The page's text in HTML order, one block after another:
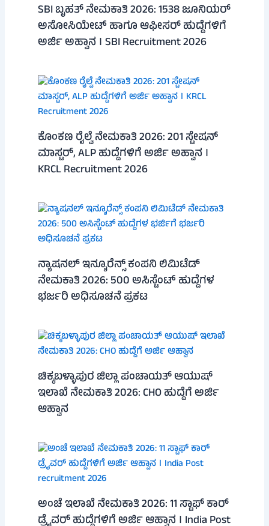
SBI ಬೃಹತ್ ನೇಮಕಾತಿ 2026: 1538 ಜೂನಿಯರ್
ಅಸೋಸಿಯೇಟ್ ಹಾಗೂ ಆಫೀಸರ್ ಹುದ್ದೆಗಳಿಗೆ
ಅರ್ಜಿ ಅಹ್ವಾನ । SBI Recruitment 2026
ಕೊಂಕಣ ರೈಲ್ವೆ ನೇಮಕಾತಿ 2026: 201 ಸ್ಟೇಷನ್
ಮಾಸ್ಟರ್, ALP ಹುದ್ದೆಗಳಿಗೆ ಅರ್ಜಿ ಅಹ್ವಾನ ।
KRCL Recruitment 2026
ನ್ಯಾಷನಲ್ ಇನ್ಶೂರೆನ್ಸ್ ಕಂಪನಿ ಲಿಮಿಟೆಡ್
ನೇಮಕಾತಿ 2026: 500 ಅಸಿಸ್ಟೆಂಟ್ ಹುದ್ದೆಗಳ
ಭರ್ಜರಿ ಅಧಿಸೂಚನೆ ಪ್ರಕಟ
ಚಿಕ್ಕಬಳ್ಳಾಪುರ ಜಿಲ್ಲಾ ಪಂಚಾಯತ್ ಆಯುಷ್
ಇಲಾಖೆ ನೇಮಕಾತಿ 2026: CHO ಹುದ್ದೆಗೆ ಅರ್ಜಿ
ಆಹ್ವಾನ
ಅಂಚೆ ಇಲಾಖೆ ನೇಮಕಾತಿ 2026: 11 ಸ್ಟಾಫ್ ಕಾರ್
ಡ್ರೈವರ್ ಹುದ್ದೆಗಳಿಗೆ ಅರ್ಜಿ ಆಹ್ವಾನ । India Post